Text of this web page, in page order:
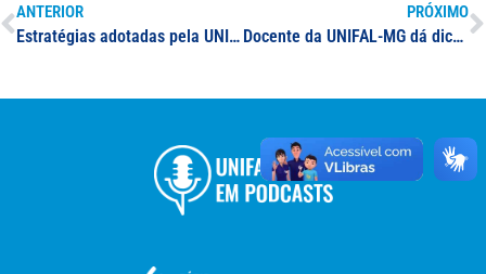
ANTERIOR
Estratégias adotadas pela UNIFAL-MG para atividades de pós-graduação e pesquisa na pandemia fortalecem o desenvolvimento científico; confira mais uma reportagem da série especial sobre o Relato Integrado
PRÓXIMO
Docente da UNIFAL-MG dá dicas de cuidados para enfrentar frio que atinge cidades sul-mineiras